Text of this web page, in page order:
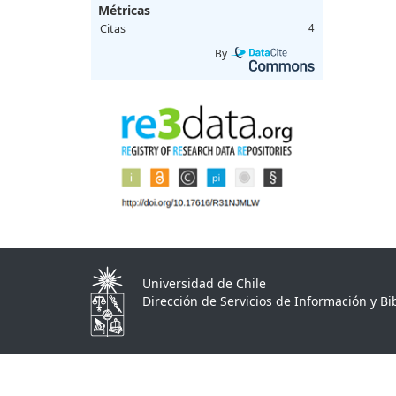
Métricas
Citas 4
By
Universidad de Chile
Dirección de Servicios de Información y